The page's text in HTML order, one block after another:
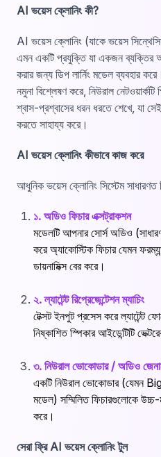
AI ভয়েস ক্লোনিং কী?
AI ভয়েস ক্লোনিং (যাকে ভয়েস
এমন একটি প্রযুক্তি যা একজন ব্যক্তির
করার জন্য ডিপ লার্নিং মডেল ব্যবহার
নমুনা বিশ্লেষণ করে, নিউরাল
শ্বাস-প্রশ্বাসের ধরন ধরতে শেখে, যা
করতে সাহায্য করে।
AI ভয়েস ক্লোনিং কীভাবে কাজ করে
আধুনিক ভয়েস ক্লোনিং সিস্টেম
১. অডিও ফিচার এক্সট্রাকশন
মডেলটি আপনার সোর্স অডিও
করে অ্যাকোস্টিক ফিচার যেমন
ডায়নামিক্স বের করে।
২. ল্যাটেন্ট রিপ্রেজেন্টেশন ম্যাচিং
টেক্সট ইনপুট প্রসেস করে ল্যাটেন্ট
নিষ্কাশিত স্পিকার আইডেন্টিটি
৩. নিউরাল ভোকোডার / অডিও
একটি নিউরাল ভোকোডার (যেমন
মডেল) সম্মিলিত ফিচারগুলোকে
করে।
সেরা ফ্রি AI ভয়েস ক্লোনিং টুল